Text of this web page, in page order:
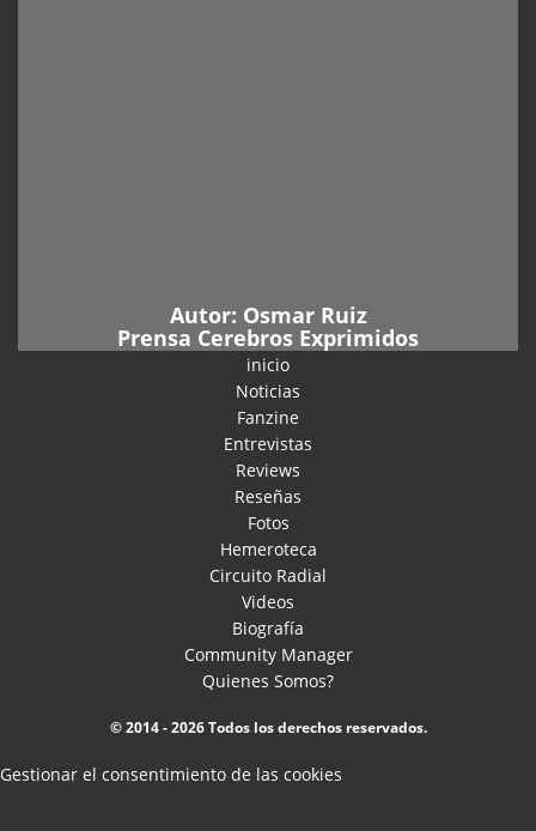
Autor: Osmar Ruiz
Prensa Cerebros Exprimidos
inicio
Noticias
Fanzine
Entrevistas
Reviews
Reseñas
Fotos
Hemeroteca
Circuito Radial
Videos
Biografía
Community Manager
Quienes Somos?
© 2014 - 2026 Todos los derechos reservados.
Gestionar el consentimiento de las cookies